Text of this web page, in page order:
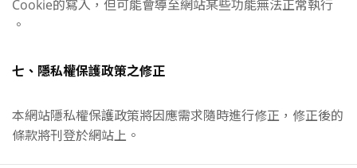
Cookie的寫入，但可能會導至網站某些功能無法正常執行
。
七、隱私權保護政策之修正
本網站隱私權保護政策將因應需求隨時進行修正，修正後的
條款將刊登於網站上。